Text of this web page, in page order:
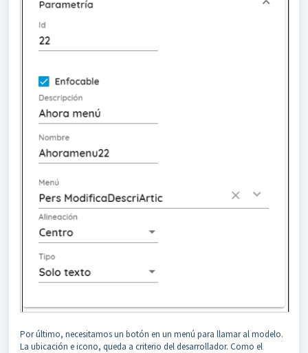
Por último, necesitamos un botón en un menú para llamar al modelo.
La ubicación e icono, queda a criterio del desarrollador. Como el